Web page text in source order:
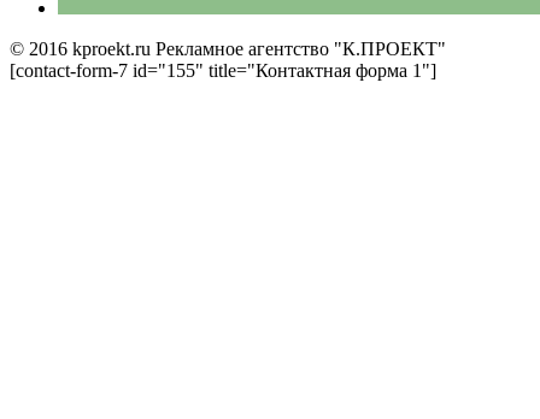
© 2016 kproekt.ru Рекламное агентство "К.ПРОЕКТ"
[contact-form-7 id="155" title="Контактная форма 1"]